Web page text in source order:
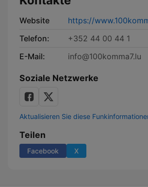
Website
https://
Telefon:
+352 44 00 44 1
E-Mail:
info@100komma7.lu
Soziale Netzwerke
Aktualisieren Sie diese
Teilen
Facebook X